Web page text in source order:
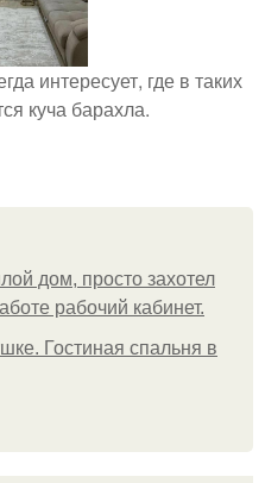
интересует, где в таких
куча барахла.
дом, просто захотел
рабочий кабинет.
Гостиная спальня в